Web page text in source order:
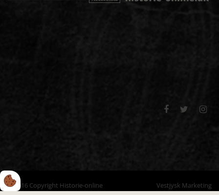
  
© 2016 Copyright Historie-online Vestjysk Marketing